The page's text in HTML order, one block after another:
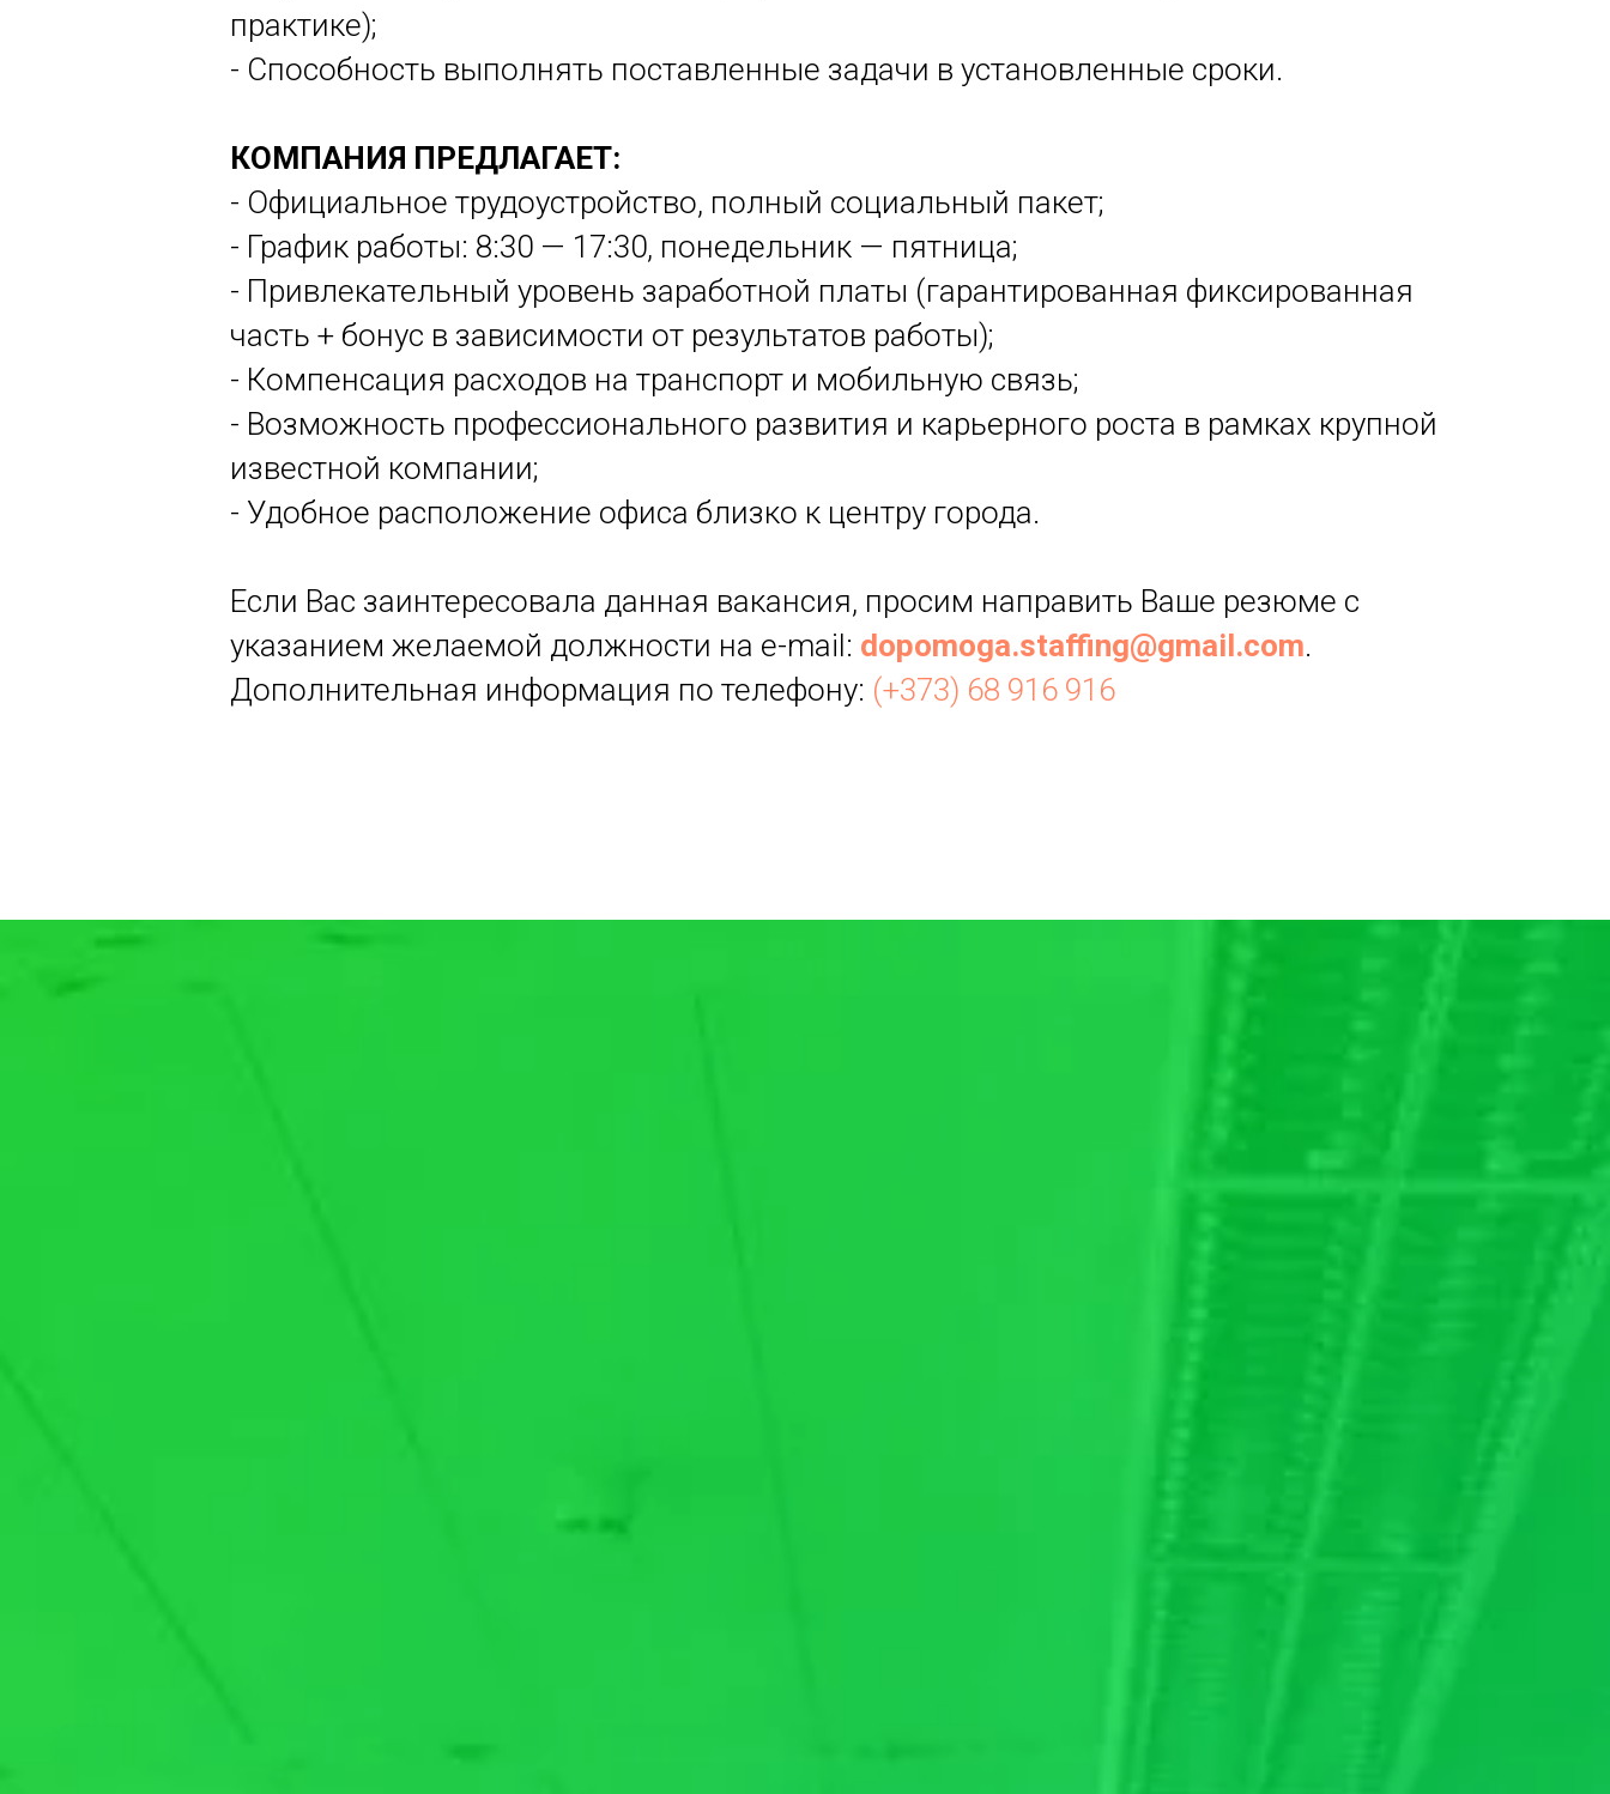
практике);
- Способность выполнять поставленные задачи в установленные сроки.
КОМПАНИЯ ПРЕДЛАГАЕТ:
- Официальное трудоустройство, полный социальный пакет;
- График работы: 8:30 — 17:30, понедельник — пятница;
- Привлекательный уровень заработной платы (гарантированная фиксированная
часть + бонус в зависимости от результатов работы);
- Компенсация расходов на транспорт и мобильную связь;
- Возможность профессионального развития и карьерного роста в рамках крупной
известной компании;
- Удобное расположение офиса близко к центру города.
Если Вас заинтересовала данная вакансия, просим направить Ваше резюме с
указанием желаемой должности на e-mail: dopomoga.staffing@gmail.com.
Дополнительная информация по телефону: (+373) 68 916 916